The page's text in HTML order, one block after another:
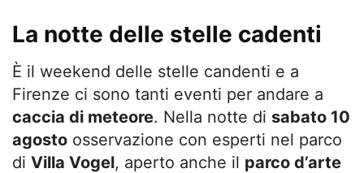
La notte delle stelle cadenti
È il weekend delle stelle candenti e a
Firenze ci sono tanti eventi per andare a
caccia di meteore. Nella notte di sabato 10
agosto osservazione con esperti nel parco
di Villa Vogel, aperto anche il parco d’arte